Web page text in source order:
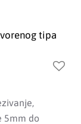
tipa
5mm do